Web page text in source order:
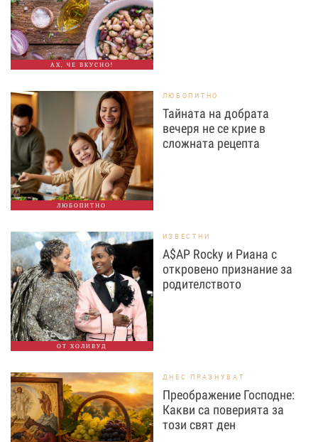
АХ, ЧЕ ВКУСНО!
ЛЮБОПИТНО
ЛЮБОПИТНО
Тайната на добрата
вечеря не се крие в
сложната рецепта
ОТ ХОЛИВУД
ИЗВЕСТНИ
A$AP Rocky и Риана с
откровено признание за
родителството
ДНЕС ПРАЗНУВАТ
Преображение Господне:
Какви са поверията за
този свят ден